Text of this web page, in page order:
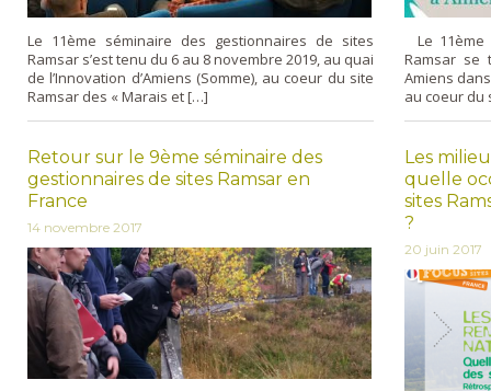
Le 11ème séminaire des gestionnaires de sites
Ramsar s’est tenu du 6 au 8 novembre 2019, au quai
de l’Innovation d’Amiens (Somme), au coeur du site
Ramsar des « Marais et […]
Le 11ème
Ramsar se
Amiens
au coeur du
Retour sur le 9ème séminaire des
gestionnaires de sites Ramsar en
France
14 novembre 2017
Les
quelle
sites
?
20 juin 2017